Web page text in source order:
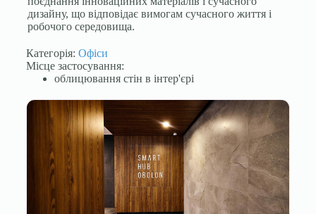
дизайну, що відповідає вимогам сучасного життя і
робочого середовища.
Категорія: Офіси
Місце застосування:
облицювання стін в інтер'єрі